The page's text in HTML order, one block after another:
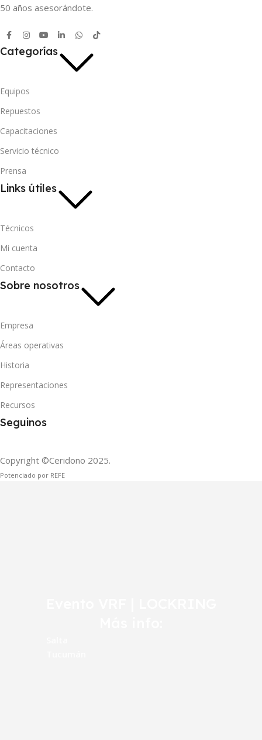
50 años asesorándote.
Categorías
Equipos
Repuestos
Capacitaciones
Servicio técnico
Prensa
Links útiles
Técnicos
Mi cuenta
Contacto
Sobre nosotros
Empresa
Áreas operativas
Historia
Representaciones
Recursos
Seguinos
Copyright ©Ceridono 2025.
Potenciado por REFE